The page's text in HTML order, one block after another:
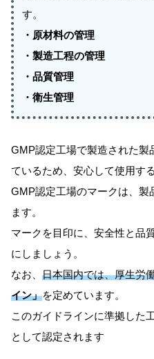
す。
・原材料の管理
・製造工程の管理
・品質管理
・衛生管理
GMP認定工場で製造された製
ているため、安心して使用す
GMP認定工場のマークは、製
ます。
マークを目印に、安全性と品
にしましょう。
なお、 日本国内では、厚生労
イン」を定めています。
このガイドラインに準拠した
として認定されます